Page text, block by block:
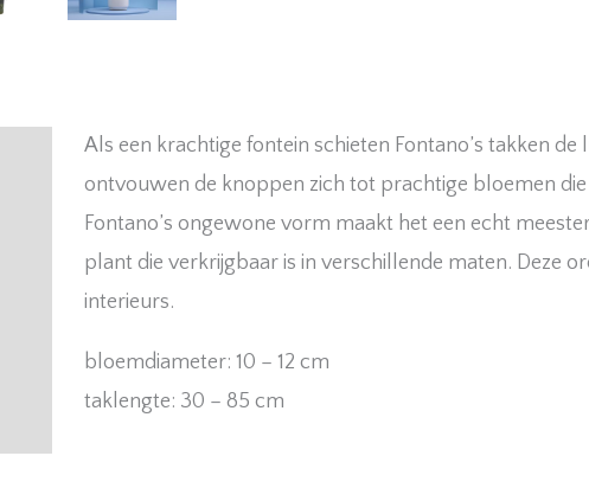
Als een krachtige fontein schieten Fontano’s takken
ontvouwen de knoppen zich tot prachtige bloemen
Fontano’s ongewone vorm maakt het een echt
plant die verkrijgbaar is in verschillende maten. Deze
interieurs.
bloemdiameter: 10 – 12 cm
taklengte: 30 – 85 cm